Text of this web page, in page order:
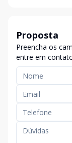
Proposta
Preencha os
entre em